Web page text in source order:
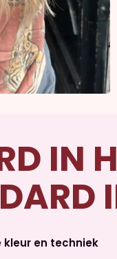
IN
en techniek